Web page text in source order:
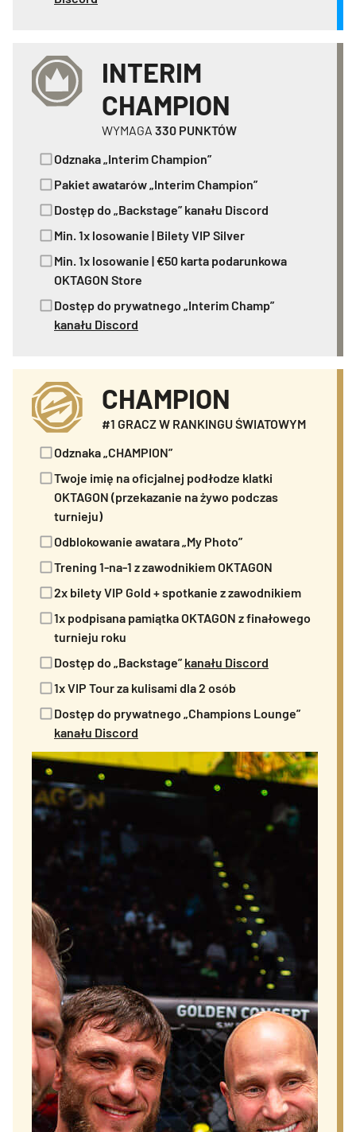
INTERIM
CHAMPION
WYMAGA 330 PUNKTÓW
Odznaka „Interim Champion”
Pakiet awatarów „Interim Champion”
Dostęp do „Backstage” kanału Discord
Min. 1x losowanie | Bilety VIP Silver
Min. 1x losowanie | €50 karta podarunkowa
OKTAGON Store
Dostęp do prywatnego „Interim Champ”
kanału Discord
CHAMPION
#1 GRACZ W RANKINGU ŚWIATOWYM
Odznaka „CHAMPION”
Twoje imię na oficjalnej podłodze klatki
OKTAGON (przekazanie na żywo podczas
turnieju)
Odblokowanie awatara „My Photo”
Trening 1-na-1 z zawodnikiem OKTAGON
2x bilety VIP Gold + spotkanie z zawodnikiem
1x podpisana pamiątka OKTAGON z finałowego
turnieju roku
Dostęp do „Backstage” kanału Discord
1x VIP Tour za kulisami dla 2 osób
Dostęp do prywatnego „Champions Lounge”
kanału Discord